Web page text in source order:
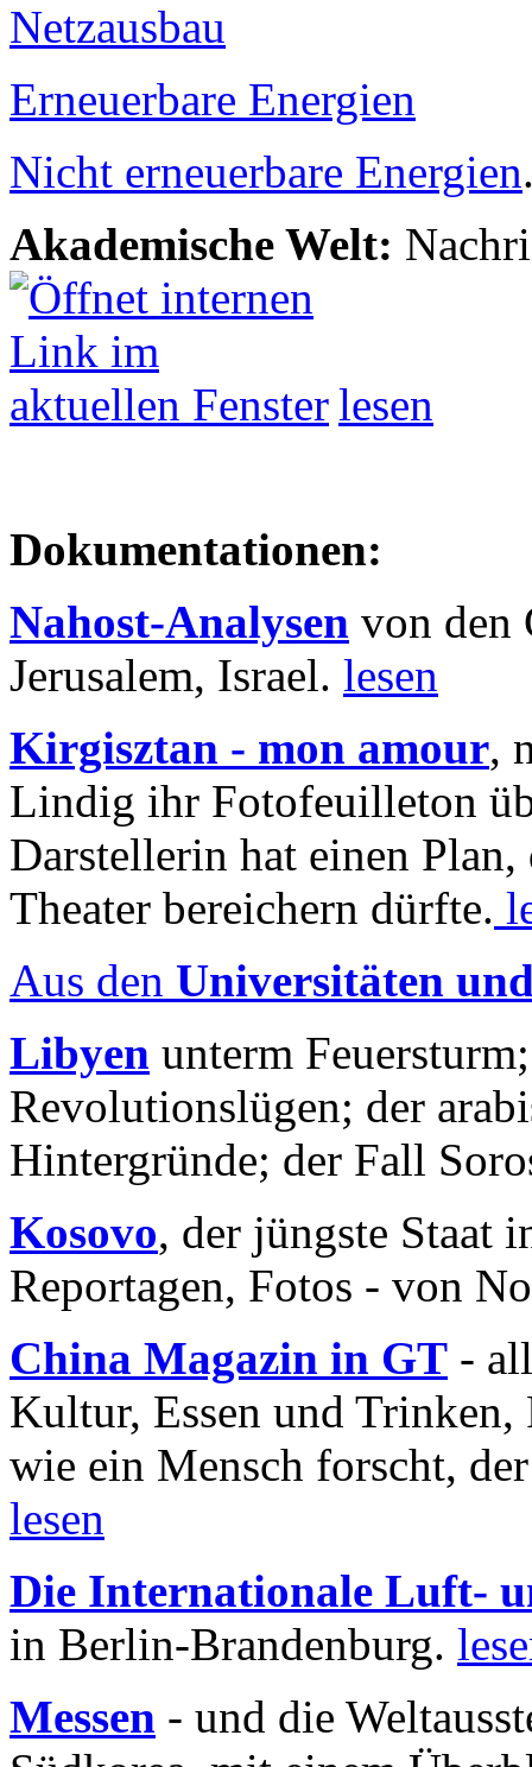
Netzausbau
Erneuerbare Energien
Nicht erneuerbare Energien
Akademische Welt:
lesen
Dokumentationen:
Nahost-Analysen von den
Jerusalem, Israel. lesen
Kirgisztan - mon amour,
Lindig ihr Fotofeuilleton
Darstellerin hat einen Plan,
Theater bereichern dürfte.
Aus den Universitäten
Libyen unterm
Revolutionslügen; der
Hintergründe; der Fall
Kosovo, der jüngste Staat
Reportagen, Fotos - von
China Magazin in GT -
Kultur, Essen und
wie ein Mensch forscht,
lesen
Die Internationale Luft-
in Berlin-Brandenburg.
Messen - und die